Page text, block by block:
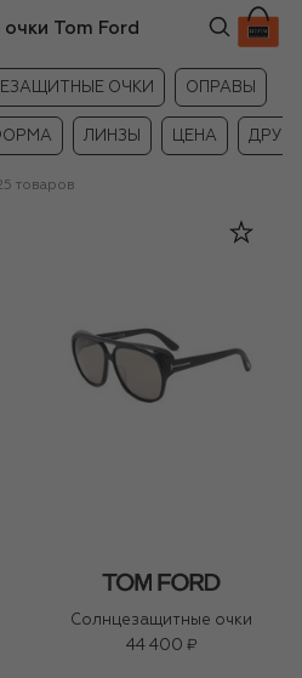
очки Tom Ford
ОЧКИ ОПРАВЫ
ЛИНЗЫ ЦЕНА
товаров
Солнцезащитные очки
44 400 ₽